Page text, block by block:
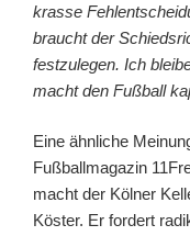
krasse
braucht der
festzulegen. Ich
macht den Fußball
Eine ähnliche
Fußballmagazin
macht der Kölner
Köster. Er fordert